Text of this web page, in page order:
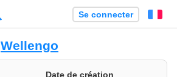
Se connecter
Wellengo
Date de création